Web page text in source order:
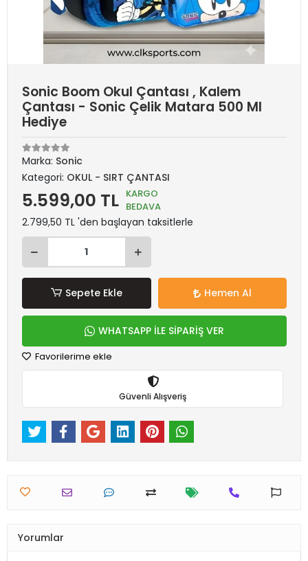
Sonic Boom Okul Çantası , Kalem
Çantası - Sonic Çelik Matara 500 Ml
Hediye
Marka: Sonic
Kategori: OKUL - SIRT ÇANTASI
5.599,00 TL KARGO
BEDAVA
2.799,50 TL 'den başlayan taksitlerle
Sepete Ekle Hemen Al
WHATSAPP İLE SİPARİŞ VER
Favorilerime ekle
Güvenli Alışveriş
Yorumlar